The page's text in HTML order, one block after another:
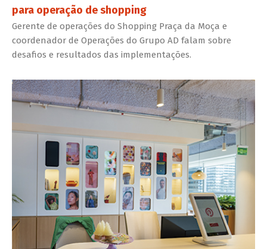
para operação de shopping
Gerente de operações do Shopping Praça da Moça e
coordenador de Operações do Grupo AD falam sobre
desafios e resultados das implementações.